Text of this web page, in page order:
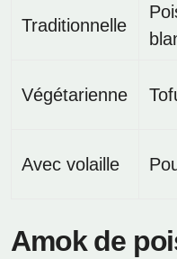
Traditionnelle
Végétarienne
Avec volaille
Amok de